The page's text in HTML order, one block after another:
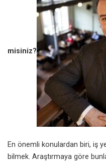
misiniz?
En önemli konulardan biri, iş
bilmek. Araştırmaya göre